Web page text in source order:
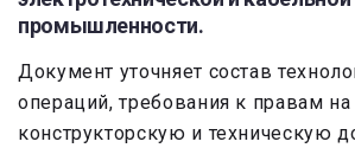
промышленности.
Документ уточняет состав
операций, требования к правам на
конструкторскую и техническую